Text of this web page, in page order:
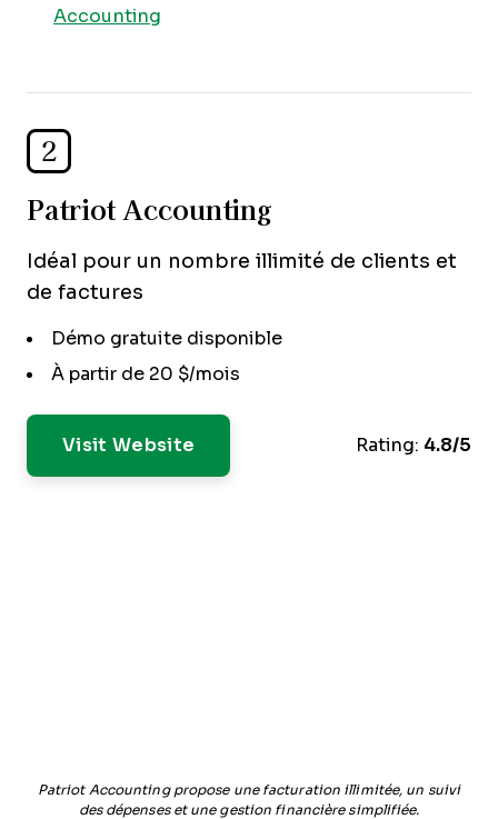
Accounting
2
Patriot Accounting
Idéal pour un nombre illimité de clients et
de factures
Démo gratuite disponible
À partir de 20 $/mois
Visit Website Rating: 4.8/5
Patriot Accounting propose une facturation illimitée, un suivi
des dépenses et une gestion financière simplifiée.